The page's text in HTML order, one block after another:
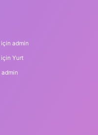
için admin
için Yurt
admin